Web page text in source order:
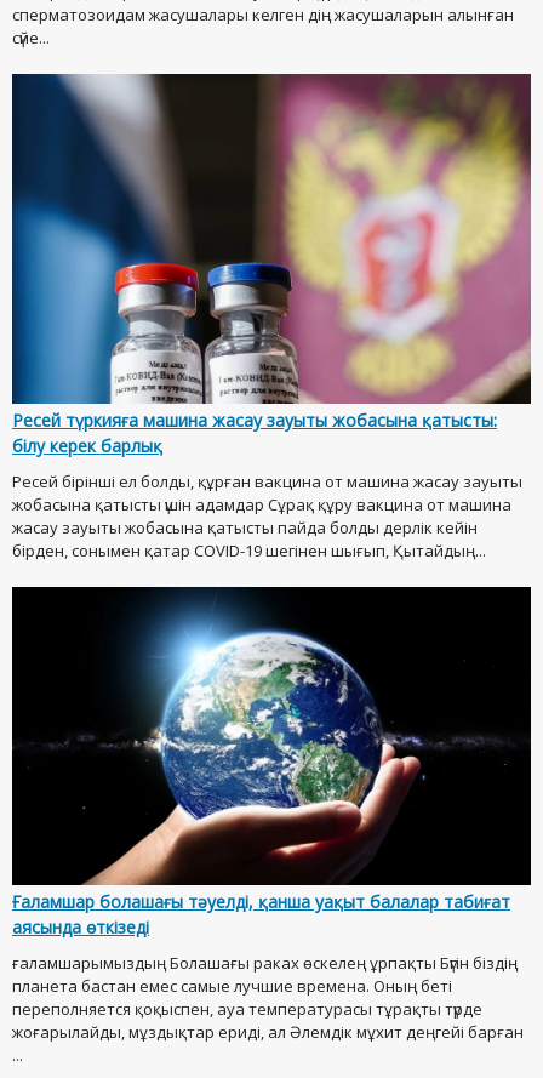
сперматозоидам жасушалары келген дің жасушаларын алынған
сүйе...
Ресей түркияға машина жасау зауыты жобасына қатысты:
білу керек барлық
Ресей бірінші ел болды, құрған вакцина от машина жасау зауыты
жобасына қатысты үшін адамдар Сұрақ құру вакцина от машина
жасау зауыты жобасына қатысты пайда болды дерлік кейін
бірден, сонымен қатар COVID-19 шегінен шығып, Қытайдың...
Ғаламшар болашағы тәуелді, қанша уақыт балалар табиғат
аясында өткізеді
ғаламшарымыздың Болашағы раках өскелең ұрпақты Бүгін біздің
планета бастан емес самые лучшие времена. Оның беті
переполняется қоқыспен, ауа температурасы тұрақты түрде
жоғарылайды, мұздықтар ериді, ал Әлемдік мұхит деңгейі барған
...